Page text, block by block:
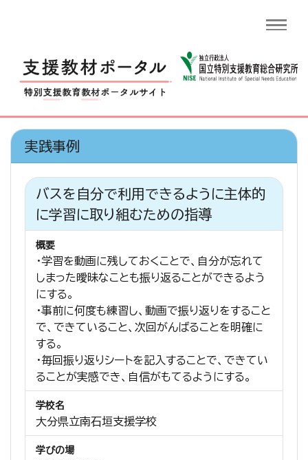
実践事例
バスを自分で利用できるように主体的
に学習に取り組むための指導
概要
・学習を動画に残しておくことで、自分が忘れて
しまった曖昧なことも振り返ることができるよう
にする。
・事前に何度も練習し、動画で振り返りをすること
で、できていること、次回がんばることを明確に
する。
・毎回振り返りシートを記入することで、できてい
ることが実感でき、自信がもてるようにする。
学校名
大分県立南石垣支援学校
学びの場